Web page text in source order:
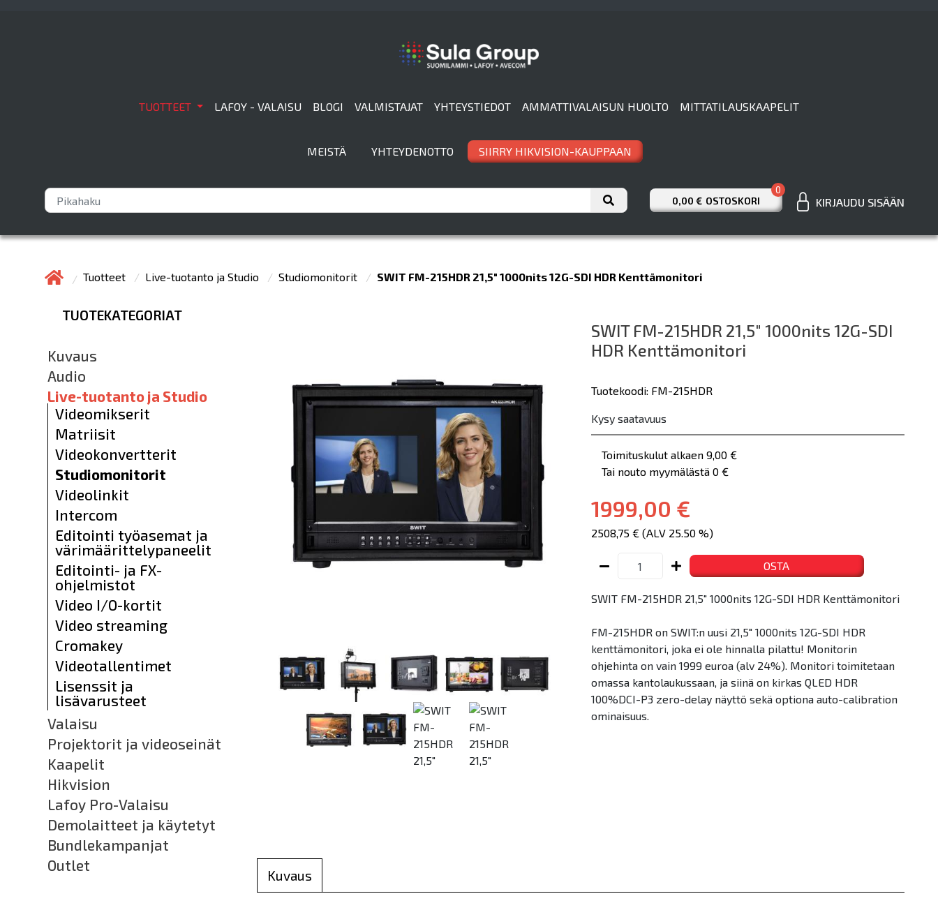
TUOTTEET LAFOY - VALAISU BLOGI VALMISTAJAT YHTEYSTIEDOT AMMATTIVALAISUN HUOLTO MITTATILAUSKAAPELIT
MEISTÄ YHTEYDENOTTO SIIRRY HIKVISION-KAUPPAAN
0,00 € OSTOSKORI
0
KIRJAUDU SISÄÄN
Tuotteet Live-tuotanto ja Studio Studiomonitorit SWIT FM-215HDR 21,5" 1000nits 12G-SDI HDR Kenttämonitori
TUOTEKATEGORIAT
Kuvaus
Audio
Live-tuotanto ja Studio
Videomikserit
Matriisit
Videokonvertterit
Studiomonitorit
Videolinkit
Intercom
Editointi työasemat ja
värimäärittelypaneelit
Editointi- ja FX-
ohjelmistot
Video I/O-kortit
Video streaming
Cromakey
Videotallentimet
Lisenssit ja
lisävarusteet
Valaisu
Projektorit ja videoseinät
Kaapelit
Hikvision
Lafoy Pro-Valaisu
Demolaitteet ja käytetyt
Bundlekampanjat
Outlet
SWIT FM-215HDR 21,5" 1000nits 12G-SDI
HDR Kenttämonitori
Tuotekoodi: FM-215HDR
Kysy saatavuus
Toimituskulut alkaen 9,00 €
Tai nouto myymälästä 0 €
1999,00 €
2508,75 € (ALV 25.50 %)
OSTA
SWIT FM-215HDR 21,5" 1000nits 12G-SDI HDR Kenttämonitori
FM-215HDR on SWIT:n uusi 21,5" 1000nits 12G-SDI HDR
kenttämonitori, joka ei ole hinnalla pilattu! Monitorin
ohjehinta on vain 1999 euroa (alv 24%). Monitori toimitetaan
omassa kantolaukussaan, ja siinä on kirkas QLED HDR
100%DCI-P3 zero-delay näyttö sekä optiona auto-calibration
ominaisuus.
Kuvaus